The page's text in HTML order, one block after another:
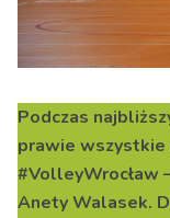
Podczas
prawie wszystkie
#VolleyWrocław
Anety Walasek.